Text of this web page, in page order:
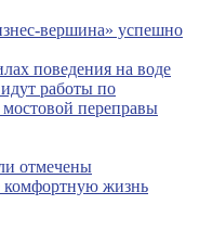
успешно
поведения на воде
работы по
переправы
отмечены
комфортную жизнь